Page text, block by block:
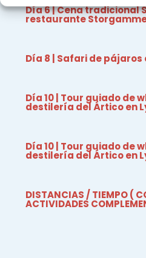
Día 6 | Cena tradicional
restaurante
Día 8 | Safari de pájaros
Día 10 | Tour guiado de
destilería del Ártico en
Día 10 | Tour guiado de
destilería del Ártico en
DISTANCIAS / TIEMPO (
ACTIVIDADES